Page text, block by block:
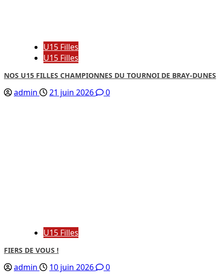
U15 Filles
U15 Filles
NOS U15 FILLES CHAMPIONNES DU TOURNOI DE BRAY-DUNES
admin 21 juin 2026 0
U15 Filles
FIERS DE VOUS !
admin 10 juin 2026 0